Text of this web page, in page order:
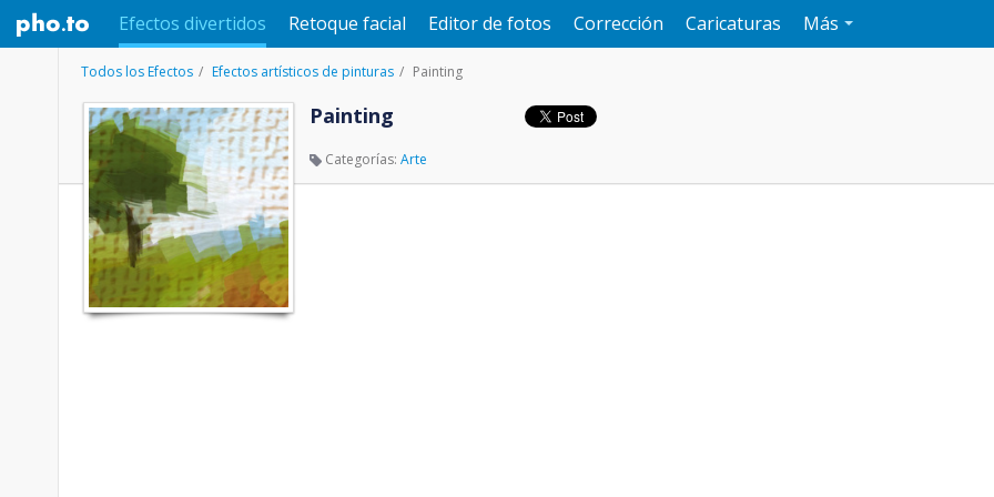
Efectos divertidos Retoque facial Editor de fotos Corrección Caricaturas Más
Todos los Efectos Efectos artísticos de pinturas Painting
Painting
Categorías: Arte